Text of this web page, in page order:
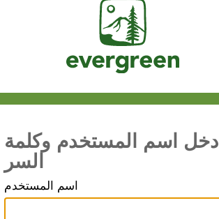
Jasig
أدخل اسم المستخدم وكلمة
السر
اسم المستخدم